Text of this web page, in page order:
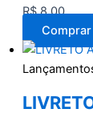
R$8,00
Comprar